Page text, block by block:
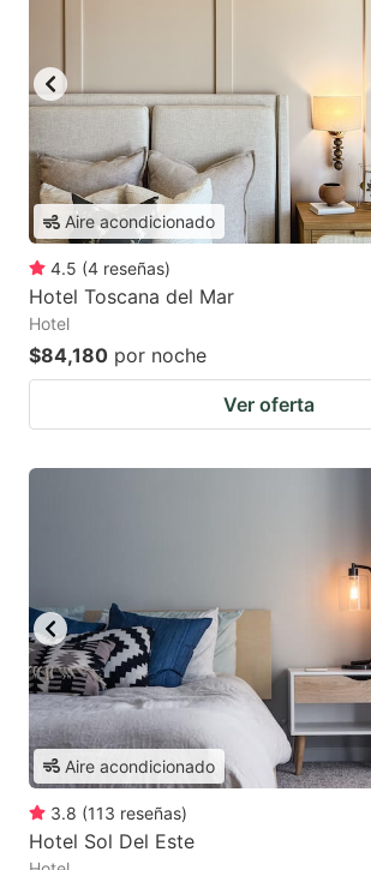
Aire acondicionado
4.5 (4 reseñas)
Hotel Toscana del Mar
Hotel
$84,180 por noche
Ver oferta
Aire acondicionado
3.8 (113 reseñas)
Hotel Sol Del Este